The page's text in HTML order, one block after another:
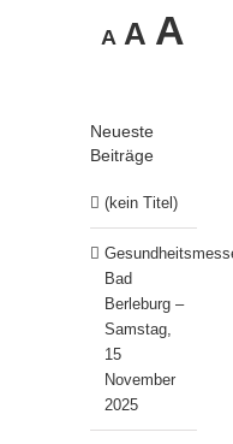
A
Decrease
font
A Reset
size.
A
Neueste
Beiträge
(kein Titel)
Bad
Berleburg –
Samstag,
15
November
2025